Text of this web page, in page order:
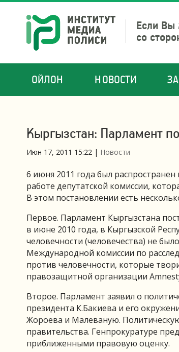
Если Вы
со
ОЙЛОН НОВОСТИ
Кыргызстан: Парламент
Июн 17, 2011 15:22 | Новости
6 июня 2011 года был
работе депутатской комиссии,
В этом постановлении есть
Первое. Парламент Кыргызстана
в июне 2010 года, в Кыргызской
человечности (человечества) не
Международной комиссии по
против человечности, которые
правозащитной организации
Второе. Парламент заявил о
президента К.Бакиева и его
Жороева и Малеваную.
правительства. Генпрокуратуре
приближенными правовую оценку.